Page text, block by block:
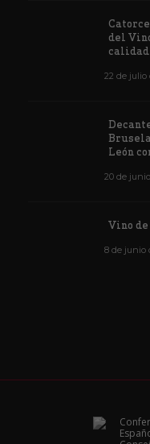
del
calidad
22 de julio
León
20 de
Vino
8 de junio